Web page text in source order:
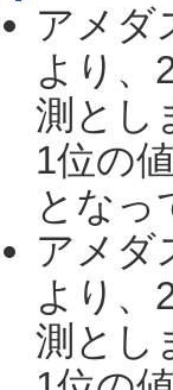
アメダ
より、
測とし
1位の
となっ
アメダ
より、
測とし